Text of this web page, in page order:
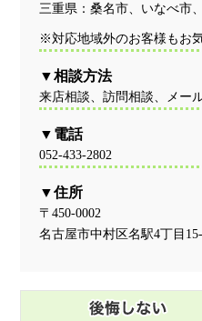
三重県：桑名市、いなべ市
※対応地域外のお客様もお
相談方法
来店相談、訪問相談、メー
電話
052-433-2802
住所
〒450-0002
名古屋市中村区名駅4丁目